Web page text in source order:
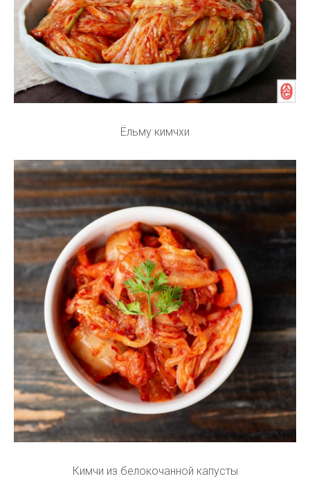
Ёльму кимчхи
Кимчи из белокочанной капусты